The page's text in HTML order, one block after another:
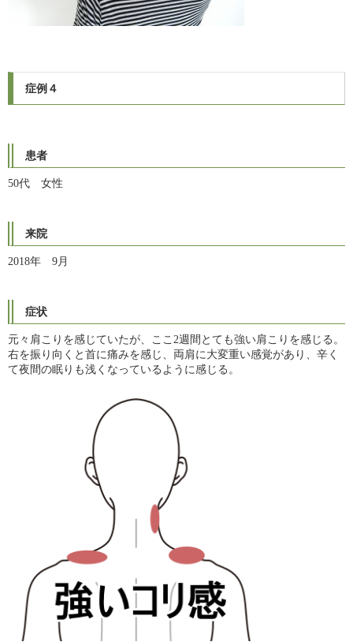
症例 ４
患者
50代 女性
来院
2018年 9月
症状
元々肩こりを感じていたが、ここ2週間とても強い肩こりを感じる。
右を振り向くと首に痛みを感じ、両肩に大変重い感覚があり、辛く
て夜間の眠りも浅くなっているように感じる。